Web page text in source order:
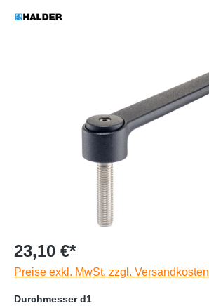
23,10 €*
Preise exkl. MwSt. zzgl. Versandkosten
Durchmesser d1